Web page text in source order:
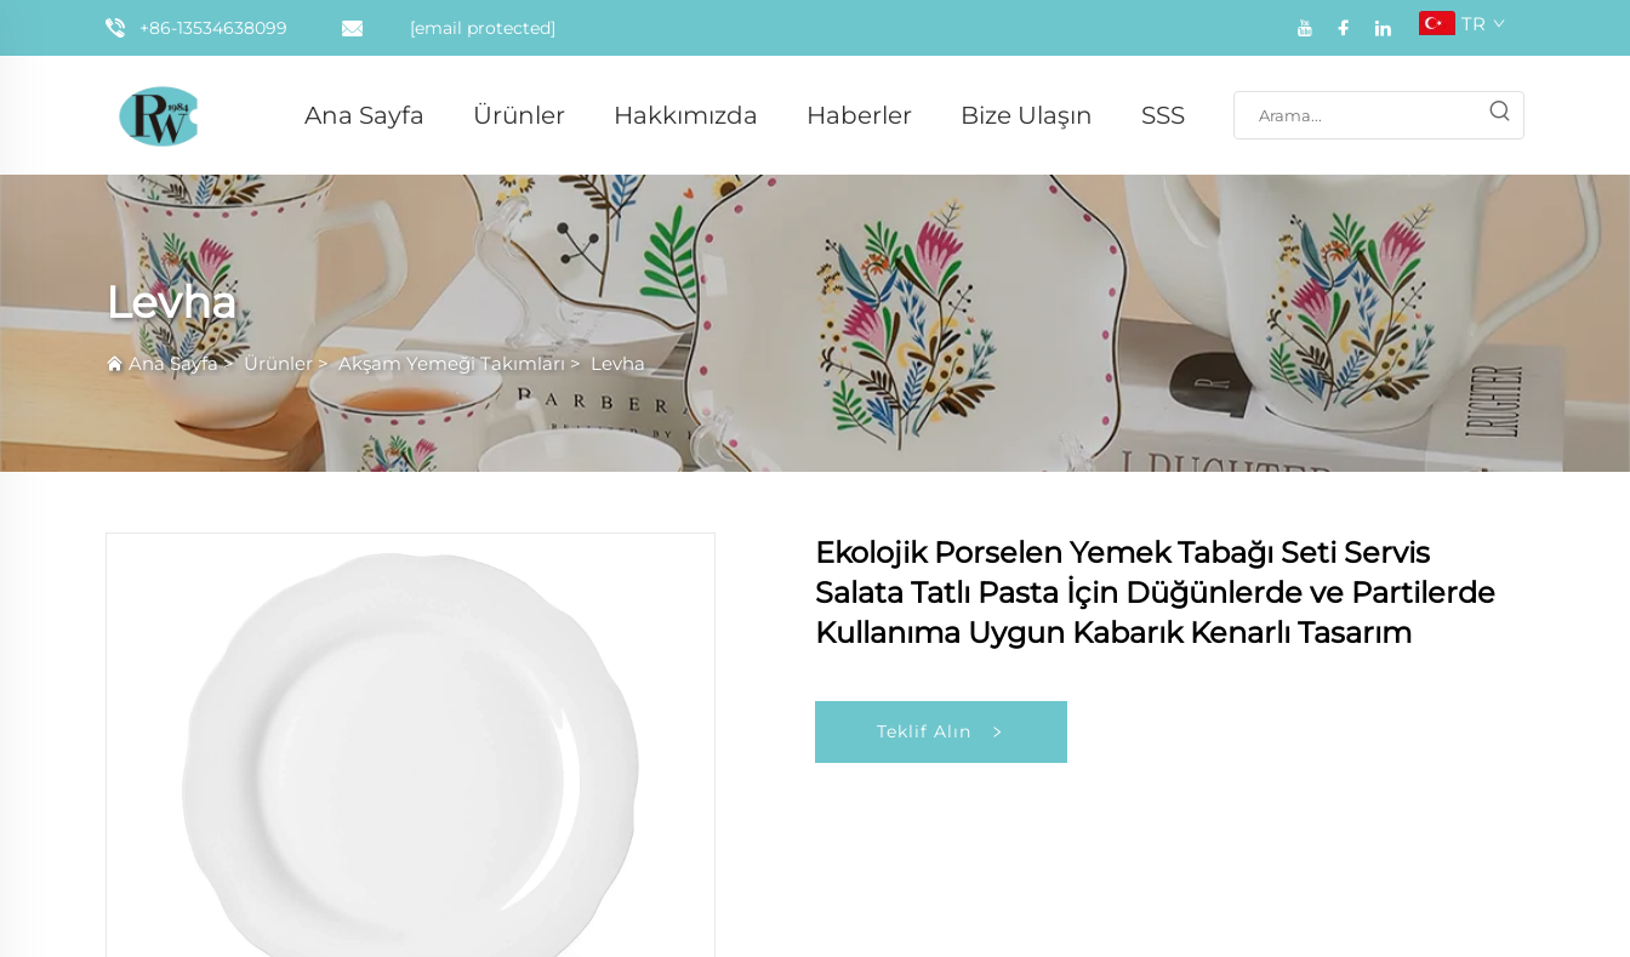
+86-13534638099 [email protected] TR
Ana Sayfa Ürünler Hakkımızda Haberler Bize Ulaşın SSS
Levha
Ana Sayfa>Ürünler >Akşam Yemeği Takımları> Levha
Ekolojik Porselen Yemek Tabağı Seti Servis
Salata Tatlı Pasta İçin Düğünlerde ve Partilerde
Kullanıma Uygun Kabarık Kenarlı Tasarım
Teklif Alın